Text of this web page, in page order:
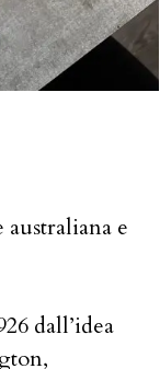
e
dall’idea